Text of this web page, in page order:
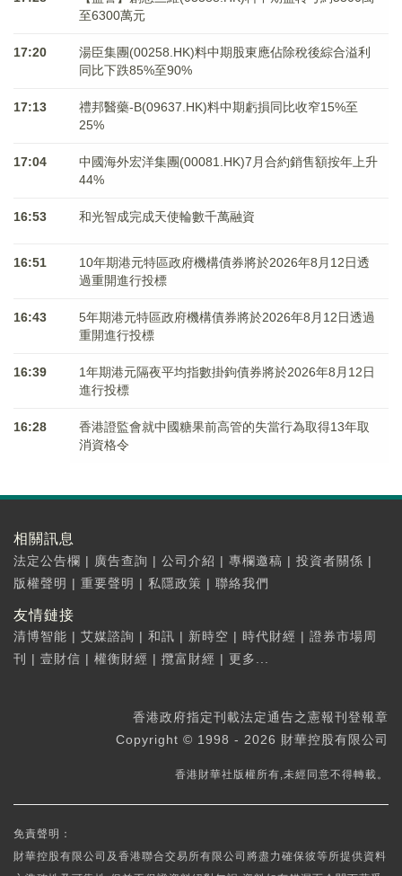
至6300萬元
17:20
湯臣集團(00258.HK)料中期股東應佔除稅後綜合溢利
同比下跌85%至90%
17:13
禮邦醫藥-B(09637.HK)料中期虧損同比收窄15%至
25%
17:04
中國海外宏洋集團(00081.HK)7月合約銷售額按年上升
44%
16:53 和光智成完成天使輪數千萬融資
16:51
10年期港元特區政府機構債券將於2026年8月12日透
過重開進行投標
16:43
5年期港元特區政府機構債券將於2026年8月12日透過
重開進行投標
16:39
1年期港元隔夜平均指數掛鉤債券將於2026年8月12日
進行投標
16:28
香港證監會就中國糖果前高管的失當行為取得13年取
消資格令
相關訊息
法定公告欄 | 廣告查詢 | 公司介紹 | 專欄邀稿 | 投資者關係 |
版權聲明 | 重要聲明 | 私隱政策 | 聯絡我們
友情鏈接
清博智能 | 艾媒諮詢 | 和訊 | 新時空 | 時代財經 | 證券市場周
刊
| 壹財信 | 權衡財經 | 攬富財經 | 更多...
香港政府指定刊載法定通告之憲報刊登報章
Copyright © 1998 - 2026 財華控股有限公司
香港財華社版權所有,未經同意不得轉載。
免責聲明：
財華控股有限公司及香港聯合交易所有限公司將盡力確保彼等所提供資料